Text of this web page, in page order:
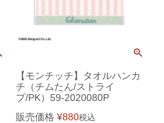
【モンチッチ】タオルハンカ
チ（チムたん/ストライ
プ/PK）59-2020080P
販売価格 ¥880税込